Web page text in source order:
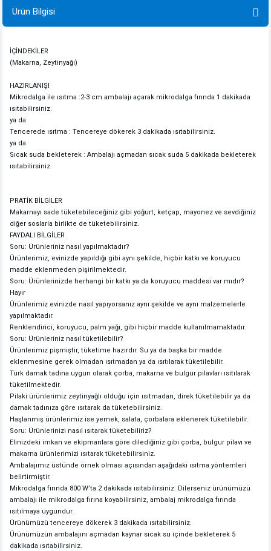
Ürün Bilgisi
İÇİNDEKİLER
(Makarna, Zeytinyağı)
HAZIRLANIŞI
Mikrodalga ile ısıtma :2-3 cm ambalajı açarak mikrodalga fırında 1 dakikada
ısıtabilirsiniz.
ya da
Tencerede ısıtma : Tencereye dökerek 3 dakikada ısıtabilirsiniz.
ya da
Sıcak suda bekleterek : Ambalajı açmadan sıcak suda 5 dakikada bekleterek
ısıtabilirsiniz.
PRATİK BİLGİLER
Makarnayı sade tüketebileceğiniz gibi yoğurt, ketçap, mayonez ve sevdiğiniz
diğer soslarla birlikte de tüketebilirsiniz.
FAYDALI BİLGİLER
Soru: Ürünleriniz nasıl yapılmaktadır?
Ürünlerimiz, evinizde yapıldığı gibi aynı şekilde, hiçbir katkı ve koruyucu
madde eklenmeden pişirilmektedir.
Soru: Ürünlerinizde herhangi bir katkı ya da koruyucu maddesi var mıdır?
Hayır
Ürünlerimiz evinizde nasıl yapıyorsanız aynı şekilde ve aynı malzemelerle
yapılmaktadır.
Renklendirici, koruyucu, palm yağı, gibi hiçbir madde kullanılmamaktadır.
Soru: Ürünleriniz nasıl tüketilebilir?
Ürünlerimiz pişmiştir, tüketime hazırdır. Su ya da başka bir madde
eklenmesine gerek olmadan ısıtmadan ya da ısıtılarak tüketilebilir.
Türk damak tadına uygun olarak çorba, makarna ve bulgur pilavları ısıtılarak
tüketilmektedir.
Pilaki ürünlerimiz zeytinyağlı olduğu için ısıtmadan, direk tüketilebilir ya da
damak tadınıza göre ısıtarak da tüketebilirsiniz.
Haşlanmış ürünlerimiz ise yemek, salata, çorbalara eklenerek tüketilebilir.
Soru: Ürünlerinizi nasıl ısıtarak tüketebiliriz?
Elinizdeki imkan ve ekipmanlara göre dilediğiniz gibi çorba, bulgur pilavı ve
makarna ürünlerimizi ısıtarak tüketebilirsiniz.
Ambalajımız üstünde örnek olması açısından aşağıdaki ısıtma yöntemleri
belirtirmiştir.
Mikrodalga fırında 800 W’ta 2 dakikada ısıtabilirsiniz. Dilerseniz ürünümüzü
ambalajı ile mikrodalga fırına koyabilirsiniz, ambalaj mikrodalga fırında
ısıtılmaya uygundur.
Ürünümüzü tencereye dökerek 3 dakikada ısıtabilirsiniz.
Ürünümüzün ambalajını açmadan kaynar sıcak su içinde bekleterek 5
dakikada ısıtabilirsiniz.